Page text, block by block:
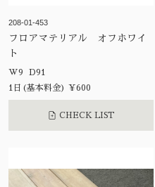
208-01-453
フロアマテリアル オフホワイ
ト
W9 D91
1日(基本料金) ¥600
CHECK LIST